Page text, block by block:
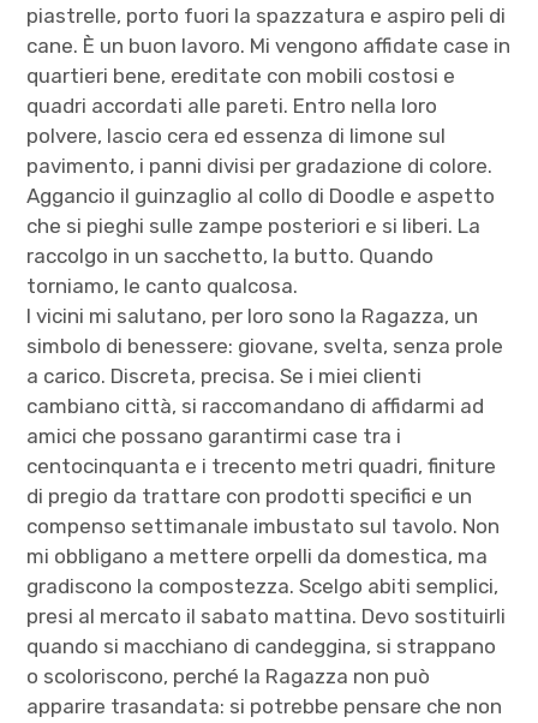
piastrelle, porto fuori la spazzatura e aspiro peli di
cane. È un buon lavoro. Mi vengono affidate case in
quartieri bene, ereditate con mobili costosi e
quadri accordati alle pareti. Entro nella loro
polvere, lascio cera ed essenza di limone sul
pavimento, i panni divisi per gradazione di colore.
Aggancio il guinzaglio al collo di Doodle e aspetto
che si pieghi sulle zampe posteriori e si liberi. La
raccolgo in un sacchetto, la butto. Quando
torniamo, le canto qualcosa.
I vicini mi salutano, per loro sono la Ragazza, un
simbolo di benessere: giovane, svelta, senza prole
a carico. Discreta, precisa. Se i miei clienti
cambiano città, si raccomandano di affidarmi ad
amici che possano garantirmi case tra i
centocinquanta e i trecento metri quadri, finiture
di pregio da trattare con prodotti specifici e un
compenso settimanale imbustato sul tavolo. Non
mi obbligano a mettere orpelli da domestica, ma
gradiscono la compostezza. Scelgo abiti semplici,
presi al mercato il sabato mattina. Devo sostituirli
quando si macchiano di candeggina, si strappano
o scoloriscono, perché la Ragazza non può
apparire trasandata: si potrebbe pensare che non